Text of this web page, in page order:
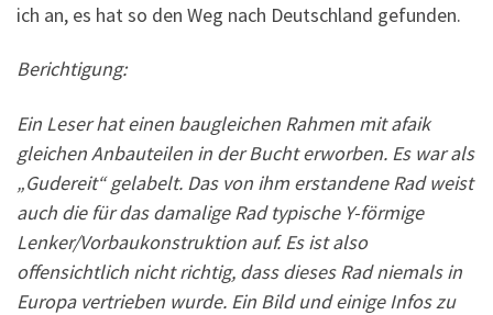
ich an, es hat so den Weg nach Deutschland gefunden.
Berichtigung:
Ein Leser hat einen baugleichen Rahmen mit afaik
gleichen Anbauteilen in der Bucht erworben. Es war als
„Gudereit“ gelabelt. Das von ihm erstandene Rad weist
auch die für das damalige Rad typische Y-förmige
Lenker/Vorbaukonstruktion auf. Es ist also
offensichtlich nicht richtig, dass dieses Rad niemals in
Europa vertrieben wurde. Ein Bild und einige Infos zu